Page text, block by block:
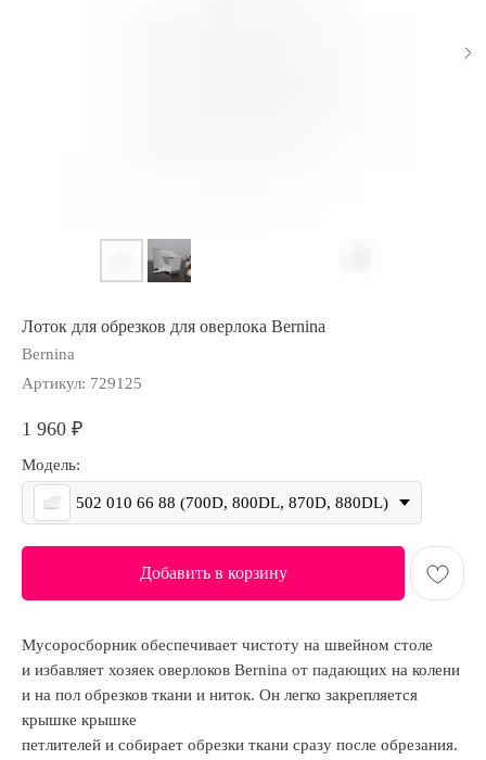
Лоток для обрезков для оверлока Bernina
Bernina
Артикул: 729125
1 960 ₽
Модель:
502 010 66 88 (700D, 800DL, 870D, 880DL)
Добавить в корзину
Мусоросборник обеспечивает чистоту на швейном столе
и избавляет хозяек оверлоков Bernina от падающих на колени
и на пол обрезков ткани и ниток. Он легко закрепляется
крышке крышке
петлителей и собирает обрезки ткани сразу после обрезания.